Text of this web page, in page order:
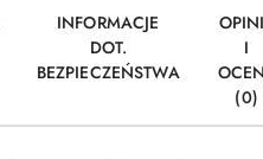
INFORMACJE
DOT.
BEZPIECZEŃSTWA
I
(0)